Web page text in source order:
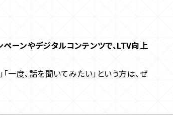
ーンやデジタルコンテンツで、LTV向上
一度、話を聞いてみたい」という方は、ぜ